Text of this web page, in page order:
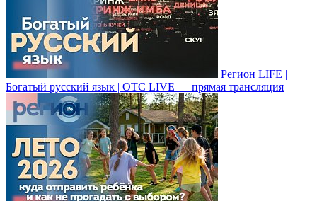
Регион LIFE |
Богатый русский язык | ОТС LIVE — прямая трансляция